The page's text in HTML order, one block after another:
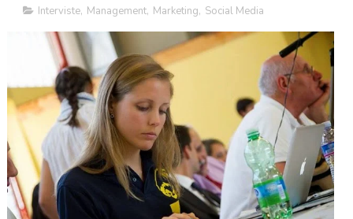
Interviste, Management, Marketing, Social Media